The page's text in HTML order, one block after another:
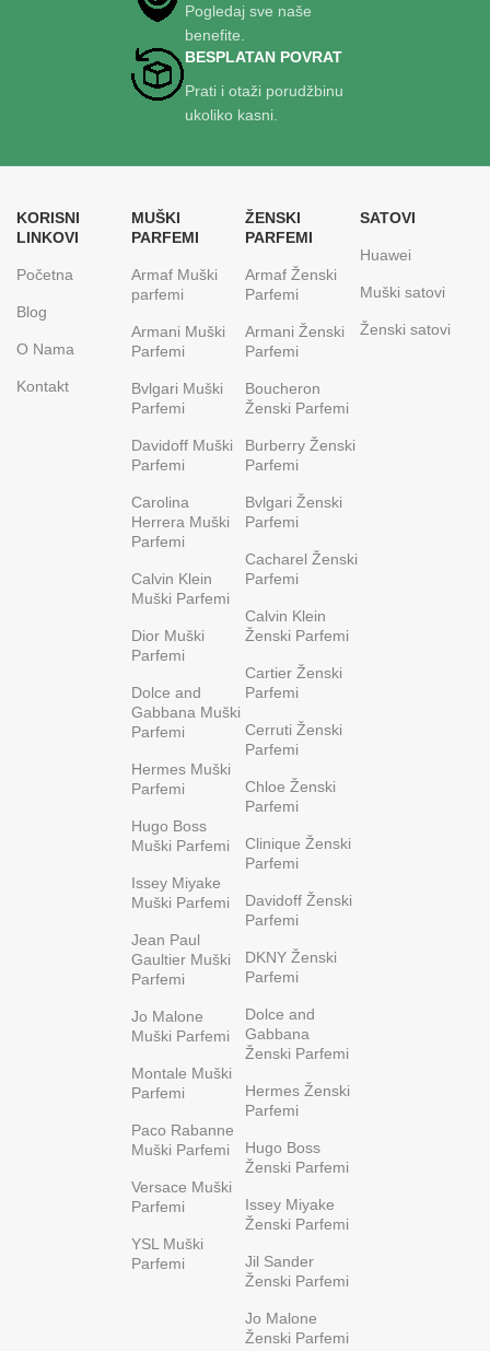
Pogledaj sve naše
benefite.
BESPLATAN POVRAT
Prati i otaži porudžbinu
ukoliko kasni.
KORISNI
LINKOVI
Početna
Blog
O Nama
Kontakt
MUŠKI
PARFEMI
Armaf Muški
parfemi
Armani Muški
Parfemi
Bvlgari Muški
Parfemi
Davidoff Muški
Parfemi
Carolina
Herrera Muški
Parfemi
Calvin Klein
Muški Parfemi
Dior Muški
Parfemi
Dolce and
Gabbana Muški
Parfemi
Hermes Muški
Parfemi
Hugo Boss
Muški Parfemi
Issey Miyake
Muški Parfemi
Jean Paul
Gaultier Muški
Parfemi
Jo Malone
Muški Parfemi
Montale Muški
Parfemi
Paco Rabanne
Muški Parfemi
Versace Muški
Parfemi
YSL Muški
Parfemi
ŽENSKI
PARFEMI
Armaf Ženski
Parfemi
Armani Ženski
Parfemi
Boucheron
Ženski Parfemi
Burberry Ženski
Parfemi
Bvlgari Ženski
Parfemi
Cacharel Ženski
Parfemi
Calvin Klein
Ženski Parfemi
Cartier Ženski
Parfemi
Cerruti Ženski
Parfemi
Chloe Ženski
Parfemi
Clinique Ženski
Parfemi
Davidoff Ženski
Parfemi
DKNY Ženski
Parfemi
Dolce and
Gabbana
Ženski Parfemi
Hermes Ženski
Parfemi
Hugo Boss
Ženski Parfemi
Issey Miyake
Ženski Parfemi
Jil Sander
Ženski Parfemi
Jo Malone
Ženski Parfemi
SATOVI
Huawei
Muški satovi
Ženski satovi